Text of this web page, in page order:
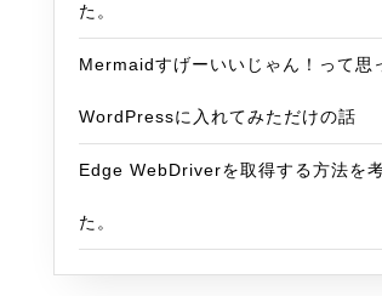
た。
Mermaidすげーいいじゃん！って思
WordPressに入れてみただけの話
Edge WebDriverを取得する方法を
た。